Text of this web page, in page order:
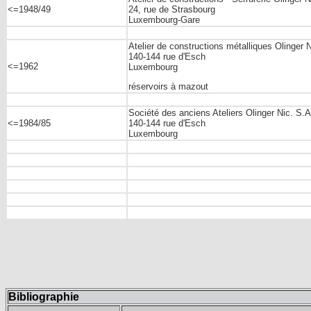
<=1948/49
24, rue de Strasbourg
Luxembourg-Gare
<=1962
Atelier de constructions métalliques Olinger
140-144 rue d'Esch
Luxembourg
réservoirs à mazout
<=1984/85
Société des anciens Ateliers Olinger Nic.
140-144 rue d'Esch
Luxembourg
Bibliographie